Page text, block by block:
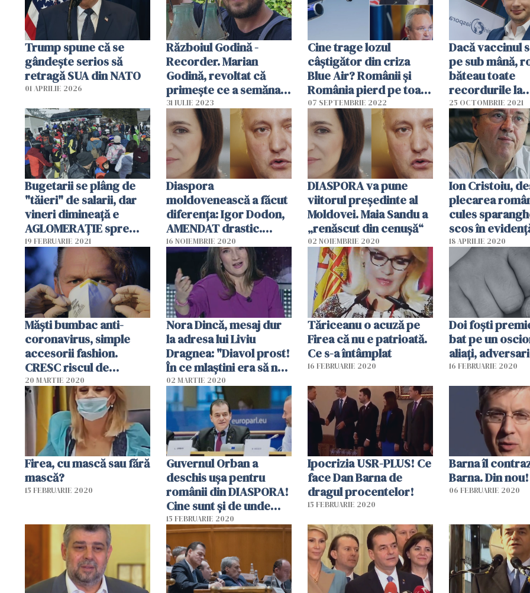
Trump spune că se
gândeşte serios să
retragă SUA din NATO
01 APRILIE 2026
Războiul Godină -
Recorder. Marian
Godină, revoltat că
primește ce a semănat.
Se face că uită?
31 IULIE 2023
Cine trage lozul
câștigător din criza
Blue Air? Românii și
România pierd pe toate
liniile
07 SEPTEMBRIE 2022
Dacă vaccinul
pe sub mână,
băteau toate
recordurile la
vaccinare
25 OCTOMBRIE 2021
Bugetarii se plâng de
"tăieri" de salarii, dar
vineri dimineață e
AGLOMERAȚIE spre
munte. N-ar fi trebuit să
fie la muncă?
19 FEBRUARIE 2021
Diaspora
moldovenească a făcut
diferența: Igor Dodon,
AMENDAT drastic.
Moldova înaintează pe
calea europeană
16 NOIEMBRIE 2020
DIASPORA va pune
viitorul președinte al
Moldovei. Maia Sandu a
„renăscut din cenușă“
02 NOIEMBRIE 2020
Ion Cristoiu,
plecarea
cules
scos în
tratarea
colonie"
18 APRILIE 2020
Măști bumbac anti-
coronavirus, simple
accesorii fashion.
CRESC riscul de
infecție
20 MARTIE 2020
Nora Dincă, mesaj dur
la adresa lui Liviu
Dragnea: "Diavol prost!
În ce mlaştini era să ne
azvârle ţara!"
02 MARTIE 2020
Tăriceanu o acuză pe
Firea că nu e patrioată.
Ce s-a întâmplat
16 FEBRUARIE 2020
Doi foști
bat pe un
aliați,
16 FEBRUARIE 2020
Firea, cu mască sau fără
mască?
15 FEBRUARIE 2020
Guvernul Orban a
deschis ușa pentru
românii din DIASPORA!
Cine sunt și de unde
vin!
15 FEBRUARIE 2020
Ipocrizia USR-PLUS! Ce
face Dan Barna de
dragul procentelor!
15 FEBRUARIE 2020
Barna îl
Barna. Din nou!
06 FEBRUARIE 2020